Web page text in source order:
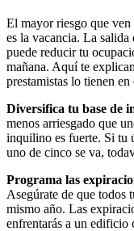
El mayor riesgo que
es la vacancia. La
puede reducir tu
mañana. Aquí te
prestamistas lo tienen en
Diversifica tu base de
menos arriesgado que
inquilino es fuerte. Si tu
uno de cinco se va,
Programa las
Asegúrate de que todos
mismo año. Las
enfrentarás a un edificio